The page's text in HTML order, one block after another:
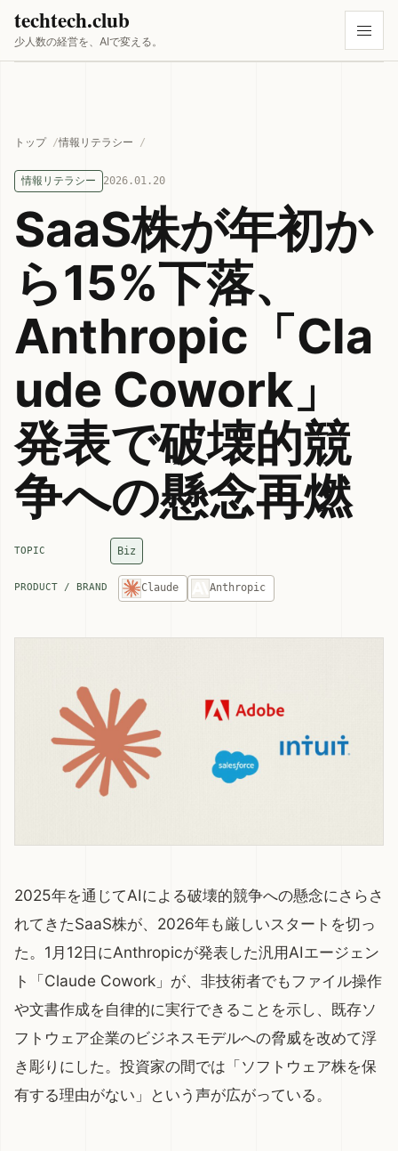
techtech.club
少人数の経営を、AIで変える。
トップ 情報リテラシー
情報リテラシー 2026.01.20
SaaS株が年初か
ら15%下落、
Anthropic「Cla
ude Cowork」
発表で破壊的競
争への懸念再燃
TOPIC Biz
PRODUCT / BRAND Claude Anthropic
2025年を通じてAIによる破壊的競争への懸念にさらさ
れてきたSaaS株が、2026年も厳しいスタートを切っ
た。1月12日にAnthropicが発表した汎用AIエージェン
ト「Claude Cowork」が、非技術者でもファイル操作
や文書作成を自律的に実行できることを示し、既存ソ
フトウェア企業のビジネスモデルへの脅威を改めて浮
き彫りにした。投資家の間では「ソフトウェア株を保
有する理由がない」という声が広がっている。